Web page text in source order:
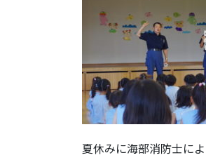
夏休みに海部消防士に